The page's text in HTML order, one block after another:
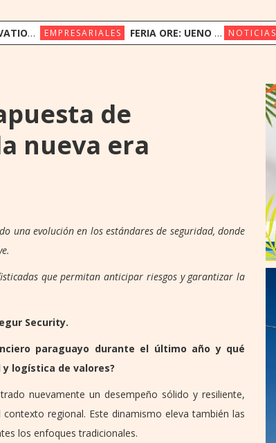
ERA DE LA EXPERIENCIA DEL CLIENTE EMPRESARIALES FERIA ORE: UENO BANK APUESTA POR LA CULTURA INDÍGENA Y EL COMERCIO JUSTO NOTICIAS
de
nueva era
una evolución en los estándares de seguridad, donde
que permitan anticipar riesgos y garantizar la
Security.
paraguayo durante el último año y qué
logística de valores?
nuevamente un desempeño sólido y resiliente,
regional. Este dinamismo eleva también las
los enfoques tradicionales.